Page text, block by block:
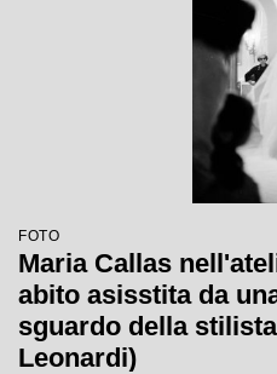
FOTO
Maria Callas
abito asisstita da
sguardo della
Leonardi)